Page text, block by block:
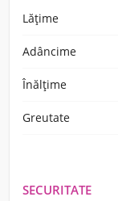
Lățime
Adâncime
Înălţime
Greutate
SECURITATE